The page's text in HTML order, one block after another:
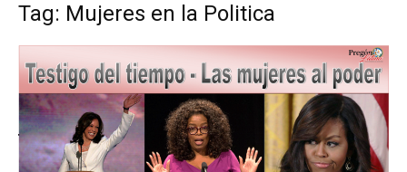
Tag: Mujeres en la Politica